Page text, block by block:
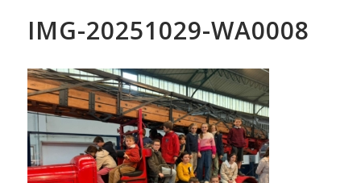
IMG-20251029-WA0008